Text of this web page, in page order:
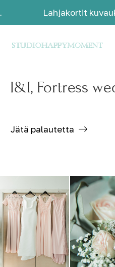
kuvauksiin. Anna
I&I, Fortress
Jätä palautetta